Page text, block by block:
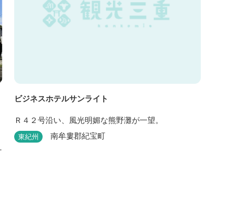
ビジネスホテルサンライト
Ｒ４２号沿い、風光明媚な熊野灘が一望。
東紀州 南牟婁郡紀宝町